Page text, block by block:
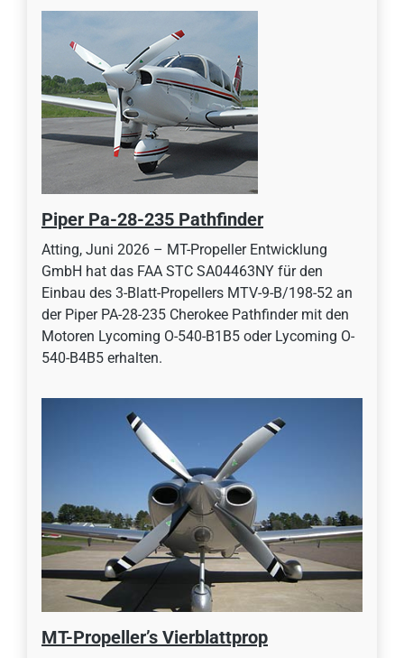
Piper Pa-28-235 Pathfinder
Atting, Juni 2026 – MT-Propeller Entwicklung
GmbH hat das FAA STC SA04463NY für den
Einbau des 3-Blatt-Propellers MTV-9-B/198-52 an
der Piper PA-28-235 Cherokee Pathfinder mit den
Motoren Lycoming O-540-B1B5 oder Lycoming O-
540-B4B5 erhalten.
MT-Propeller’s Vierblattprop